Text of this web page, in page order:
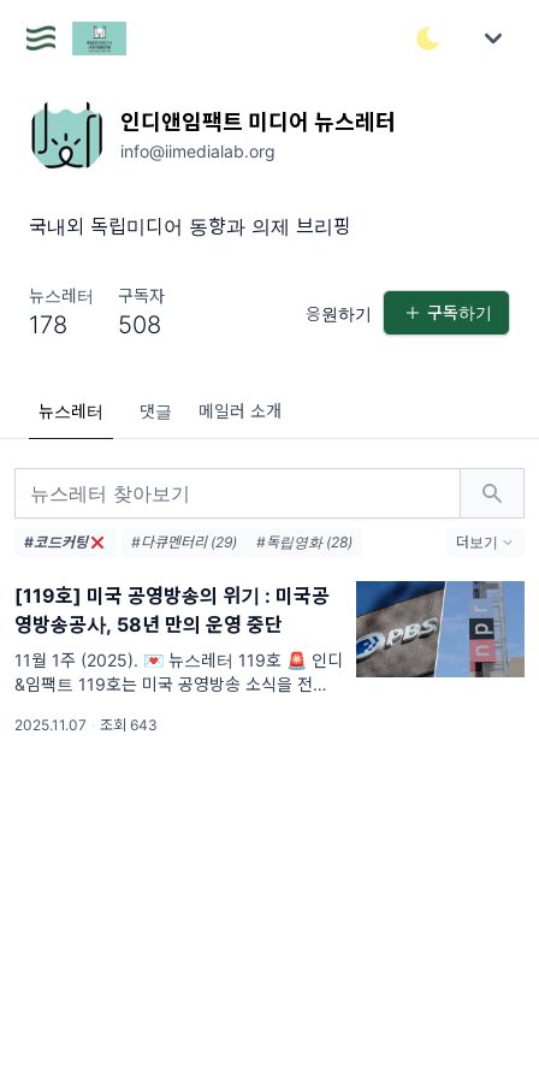
인디앤임팩트 미디어 뉴스레터
info@iimedialab.org
국내외 독립미디어 동향과 의제 브리핑
뉴스레터
178
구독자
508 응원하기 구독하기
뉴스레터 댓글 메일러 소개
#코드커팅 #다큐멘터리 (29)
#독립영화 (28)
#기후위기 (13)
#지역영화 (12)
#마을공동체미디어 (11)
#공동체라디오 (11)
#OTT (10)
#국정감사 (9)
#마을미디어 (9)
#민주주의 (9)
#독립예술영화 (9)
#공영방송 (8)
더보기
[119호] 미국 공영방송의 위기 : 미국공
영방송공사, 58년 만의 운영 중단
11월 1주 (2025). 💌 뉴스레터 119호 🚨 인디
&임팩트 119호는 미국 공영방송 소식을 전합
든든한 버팀목이었던 CPB(미국공영방송공사)
2025.11.07 · 조회 643